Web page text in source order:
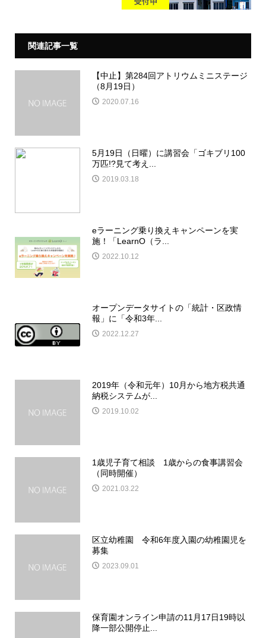
関連記事一覧
【中止】第284回アトリウムミニステージ
（8月19日）
2020.07.16
5月19日（日曜）に講習会「ゴキブリ100
万匹!?見て考え...
2019.03.18
eラーニング乗り換えキャンペーンを実
施！「LearnO（ラ...
2022.10.12
オープンデータサイトの「統計・区政情
報」に「令和3年...
2022.12.27
2019年（令和元年）10月から地方税共通
納税システムが...
2019.10.02
1歳児子育て相談 1歳からの食事講習会
（同時開催）
2021.03.22
区立幼稚園 令和6年度入園の幼稚園児を
募集
2023.09.01
保育園オンライン申請の11月17日19時以
降一部公開停止...